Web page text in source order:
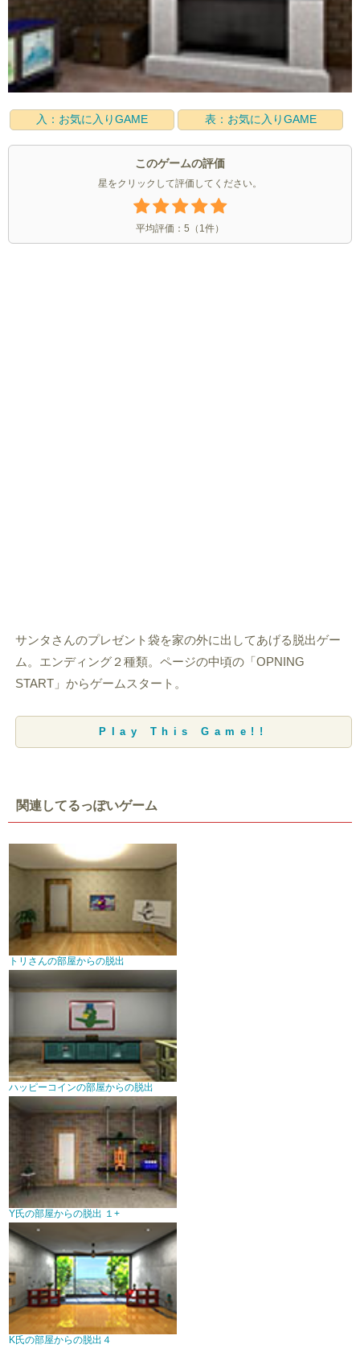
入：お気に入りGAME 表：お気に入りGAME
このゲームの評価
星をクリックして評価してください。
平均評価： 5 （ 1件）
サンタさんのプレゼント袋を家の外に出してあげる脱出ゲー
ム。エンディング２種類。ページの中頃の「OPNING
START」からゲームスタート。
Play This Game!!
関連してるっぽいゲーム
トリさんの部屋からの脱出
ハッピーコインの部屋からの脱出
Y氏の部屋からの脱出 １+
K氏の部屋からの脱出４